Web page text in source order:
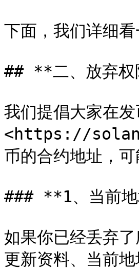
下面，我们详细
## **二、放弃
我们提倡大家在
<https://
币的合约地址，
### **1、当前
如果你已经丢弃
更新资料、当前